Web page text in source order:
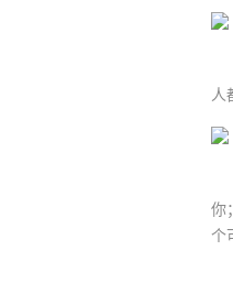
人
你
个